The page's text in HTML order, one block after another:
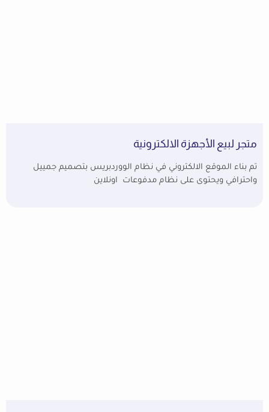
متجر لبيع الأجهزة الالكترونية
تم بناء الموقع الالكتروني في نظام الووردبريس بتصميم جمييل
واحترافي ويحتوى على نظام مدفوعات اونلاين